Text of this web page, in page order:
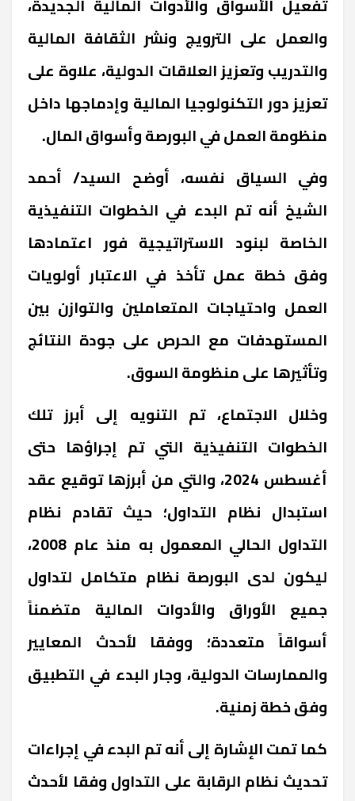
والعمل على الترويج ونشر الثقافة المالية
والتدريب وتعزيز العلاقات الدولية، علاوة على
تعزيز دور التكنولوجيا المالية وإدماجها داخل
منظومة العمل في البورصة وأسواق المال.
وفي السياق نفسه، أوضح السيد/ أحمد
الشيخ أنه تم البدء في الخطوات التنفيذية
الخاصة لبنود الاستراتيجية فور اعتمادها
وفق خطة عمل تأخذ في الاعتبار أولويات
العمل واحتياجات المتعاملين والتوازن بين
المستهدفات مع الحرص على جودة النتائج
وتأثيرها على منظومة السوق.
وخلال الاجتماع، تم التنويه إلى أبرز تلك
الخطوات التنفيذية التي تم إجراؤها حتى
أغسطس 2024، والتي من أبرزها توقيع عقد
استبدال نظام التداول؛ حيث تقادم نظام
التداول الحالي المعمول به منذ عام 2008،
ليكون لدى البورصة نظام متكامل لتداول
جميع الأوراق والأدوات المالية متضمناً
أسواقاً متعددة؛ ووفقا لأحدث المعايير
والممارسات الدولية، وجار البدء في التطبيق
وفق خطة زمنية.
كما تمت الإشارة إلى أنه تم البدء في إجراءات
تحديث نظام الرقابة على التداول وفقا لأحدث